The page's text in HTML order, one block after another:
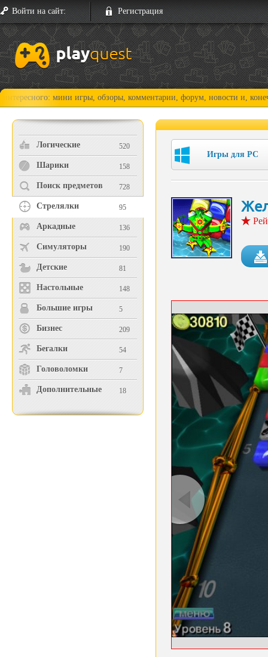
Войти на сайт: Регистрация
мини игры, обзоры, комментарии, форум, новости и, конечно,
Логические 520
Шарики 158
Поиск предметов 728
Стрелялки 95
Аркадные 136
Симуляторы 190
Детские 81
Настольные 148
Большие игры 5
Бизнес 209
Бегалки 54
Головоломки 7
Дополнительные 18
Игры для PC